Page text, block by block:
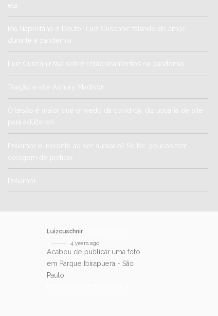
ela
Bia Napolitano e Doutor Luiz Cuschnir: falando de amor
durante a pandemia
Luiz Cuschnir fala sobre relacionamentos na pandemia
Traição e site Ashley Madison
O tesão é maior que o medo da covid-19, diz usuária de site
para adúlteros
Poliamor é inerente ao ser humano? Se for, poucos têm
coragem de praticar
Poliamor
Luizcuschnir
4 years ago
Acabou de publicar uma foto
em Parque Ibirapuera - São
Paulo